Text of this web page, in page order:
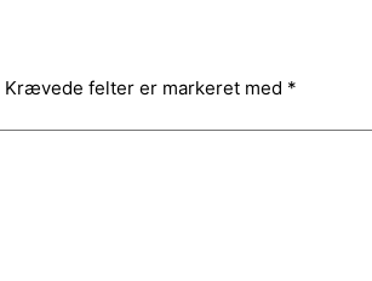
Krævede felter er markeret med *